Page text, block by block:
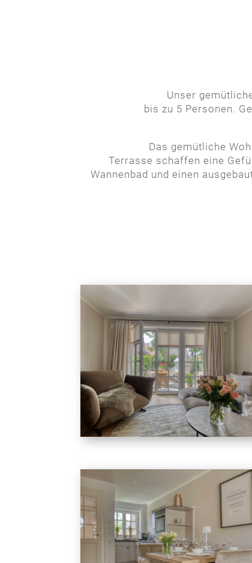
Unser
bis zu 5 Personen.
Das gemütliche
Terrasse schaffen eine
Wannenbad und einen